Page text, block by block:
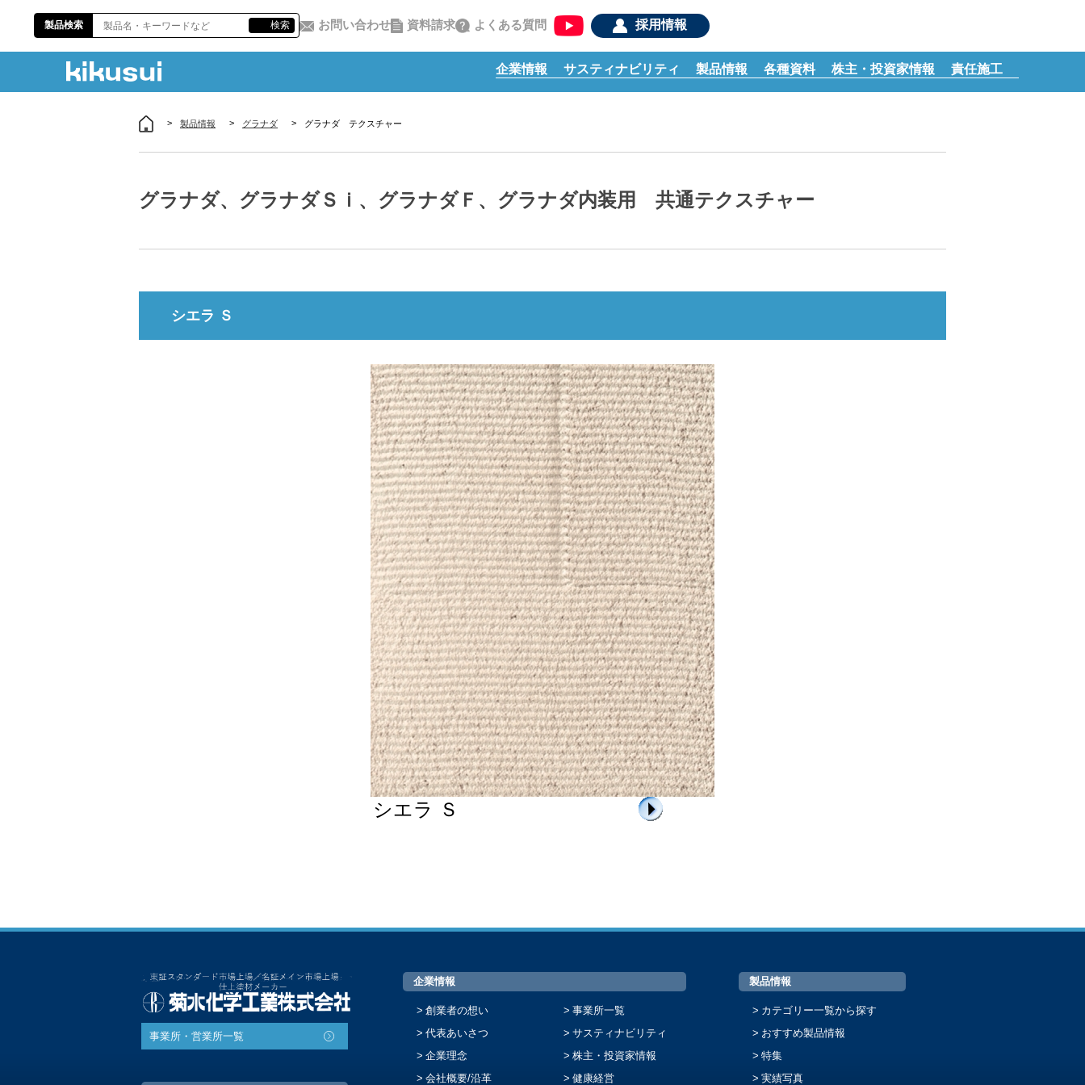
企業情報 サスティナビリティ 製品情報 各種資料 株主・投資家情報 責任施工
製品検索 検索 お問い合わせ 資料請求 よくある質問 採用情報
製品情報 グラナダ グラナダ テクスチャー
グラナダ、グラナダＳｉ、グラナダＦ、グラナダ内装用 共通テクスチャー
シエラ Ｓ
シエラ Ｓ
事業所・営業所一覧
企業情報
創業者の想い
代表あいさつ
企業理念
会社概要/沿革
事業所一覧
サスティナビリティ
株主・投資家情報
健康経営
製品情報
カテゴリー一覧から探す
おすすめ製品情報
特集
実績写真